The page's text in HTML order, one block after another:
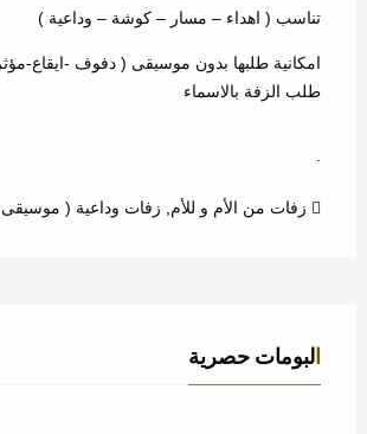
تناسب ( اهداء – مسار – كوشة – وداعية )
امكانية طلبها بدون موسيقى ( دفوف -ايقاع-
طلب الزفة بالاسماء
زفات من الأم و للأم زفات وداعية (
البومات حصرية